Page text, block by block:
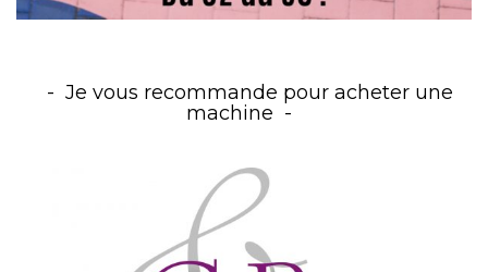
Je vous recommande pour acheter une
machine